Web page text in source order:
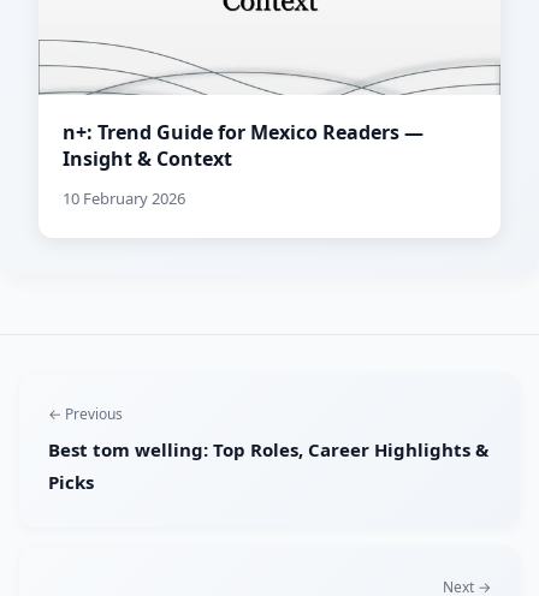
n+: Trend Guide for Mexico Readers —
Insight & Context
10 February 2026
← Previous
Best tom welling: Top Roles, Career Highlights &
Picks
Next →